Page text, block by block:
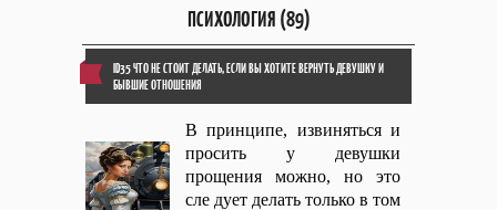
ПСИХОЛОГИЯ (89)
ID35 ЧТО НЕ СТОИТ ДЕЛАТЬ, ЕСЛИ ВЫ ХОТИТЕ ВЕРНУТЬ ДЕВУШКУ И
БЫВШИЕ ОТНОШЕНИЯ
В принципе, извиняться и
просить у девушки
прощения можно, но это
сле дует делать только в том